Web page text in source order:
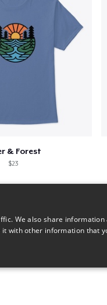
& Forest
$23
We also share
with other information that